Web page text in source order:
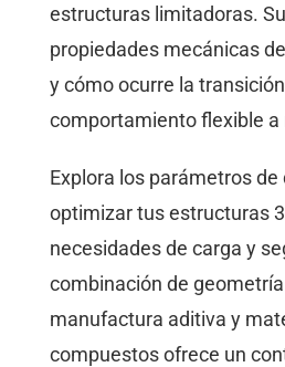
estructuras limitadoras.
propiedades mecánicas
y cómo ocurre la
comportamiento flexible a
Explora los parámetros de
optimizar tus estructuras
necesidades de carga y
combinación de
manufactura aditiva y
compuestos ofrece un